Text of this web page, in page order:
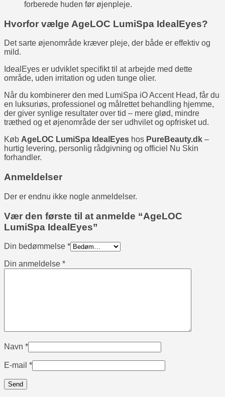
forberede huden før øjenpleje.
Hvorfor vælge AgeLOC LumiSpa IdealEyes?
Det sarte øjenområde kræver pleje, der både er effektiv og
mild.
IdealEyes er udviklet specifikt til at arbejde med dette
område, uden irritation og uden tunge olier.
Når du kombinerer den med LumiSpa iO Accent Head, får du
en luksuriøs, professionel og målrettet behandling hjemme,
der giver synlige resultater over tid – mere glød, mindre
træthed og et øjenområde der ser udhvilet og opfrisket ud.
Køb AgeLOC LumiSpa IdealEyes hos PureBeauty.dk –
hurtig levering, personlig rådgivning og officiel Nu Skin
forhandler.
Anmeldelser
Der er endnu ikke nogle anmeldelser.
Vær den første til at anmelde “AgeLOC
LumiSpa IdealEyes”
Din bedømmelse *
Din anmeldelse *
Navn *
E-mail *